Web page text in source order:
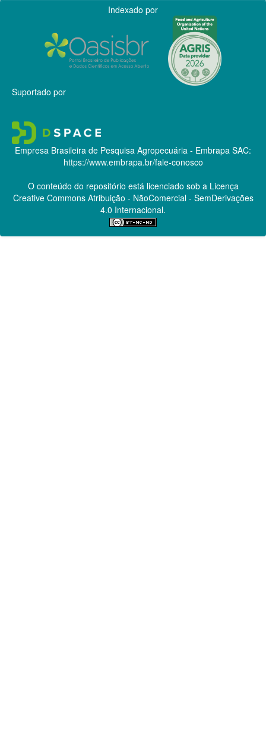
Indexado por
Suportado por
Empresa Brasileira de Pesquisa Agropecuária - Embrapa SAC:
https://www.embrapa.br/fale-conosco
O conteúdo do repositório está licenciado sob a Licença
Creative CommonsAtribuição - NãoComercial - SemDerivações
4.0 Internacional.